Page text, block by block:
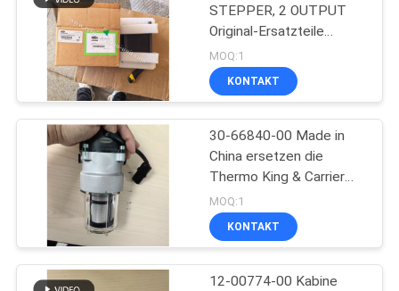
Träger-Abkühlungs-
Teile
104
STEPPER, 2 OUTPUT
Original-Ersatzteile
Nettogewicht 1,87 kg
Kühlgerät für Anhänger
MOQ:1
KONTAKT
30-66840-00 Made in
China ersetzen die
Thermo King & Carrier
Kühlgerät
Kraftstoffpumpe
417059 und 30-01108-
abgesagt produziert
MOQ:1
KONTAKT
12-00774-00 Kabine